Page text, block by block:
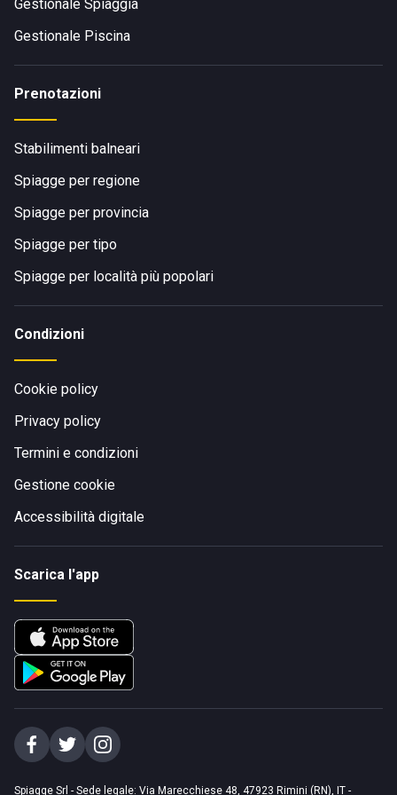
Gestionale Spiaggia
Gestionale Piscina
Prenotazioni
Stabilimenti balneari
Spiagge per regione
Spiagge per provincia
Spiagge per tipo
Spiagge per località più popolari
Condizioni
Cookie policy
Privacy policy
Termini e condizioni
Gestione cookie
Accessibilità digitale
Scarica l'app
Spiagge Srl - Sede legale: Via Marecchiese 48, 47923 Rimini (RN), IT -